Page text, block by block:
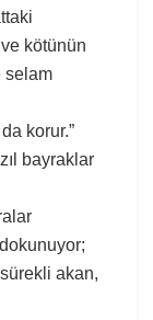
ve kötünün
selam
korur.”
bayraklar
akan,